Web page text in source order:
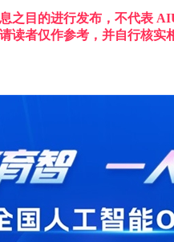
之目的进行发布，不代表
读者仅作参考，并自行核